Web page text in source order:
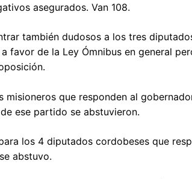
asegurados. Van 108.
también dudosos a los tres
a favor de la Ley Ómnibus en general
misioneros que responden al
ese partido se abstuvieron.
los 4 diputados cordobeses que
abstuvo.